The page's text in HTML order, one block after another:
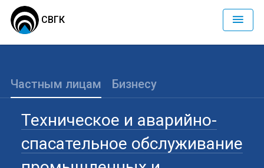
СВГК
Частным лицам Бизнесу
Техническое и аварийно-
спасательное обслуживание